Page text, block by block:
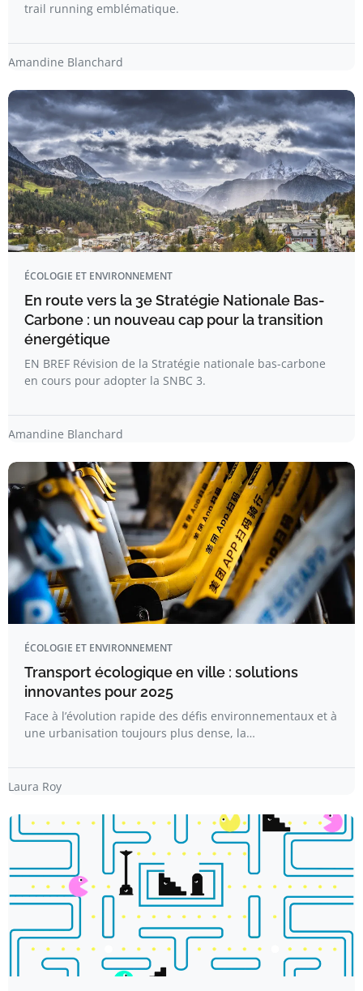
trail running emblématique.
Amandine Blanchard
ÉCOLOGIE ET ENVIRONNEMENT
En route vers la 3e Stratégie Nationale Bas-
Carbone : un nouveau cap pour la transition
énergétique
EN BREF Révision de la Stratégie nationale bas-carbone
en cours pour adopter la SNBC 3.
Amandine Blanchard
ÉCOLOGIE ET ENVIRONNEMENT
Transport écologique en ville : solutions
innovantes pour 2025
Face à l’évolution rapide des défis environnementaux et à
une urbanisation toujours plus dense, la…
Laura Roy